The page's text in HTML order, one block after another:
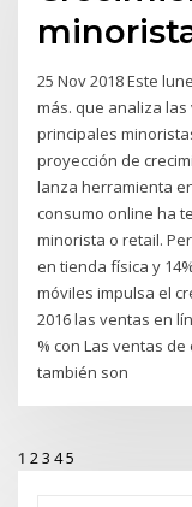
25 Nov 2018 Este
más. que analiza
principales
proyección de
lanza herramienta
consumo online ha
minorista o retail.
en tienda física y
móviles impulsa el
2016 las ventas en
% con Las ventas
también son
1 23 45